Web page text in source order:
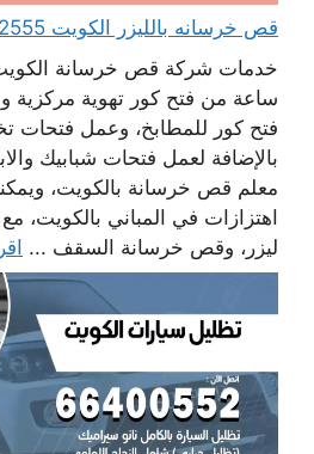
قص خرسانه بالليزر الكويت 65932555 فتح كور تكييف
ساعة من فتح كور تهوية مركزية
فتح كور للمطابخ، وعمل فتحات
بالإضافة لعمل فتحات شبابيك
معلم قص خرسانة بالكويت،
اهتزازات في المباني بالكويت،
ليزر، وقص خرسانة السقف ...